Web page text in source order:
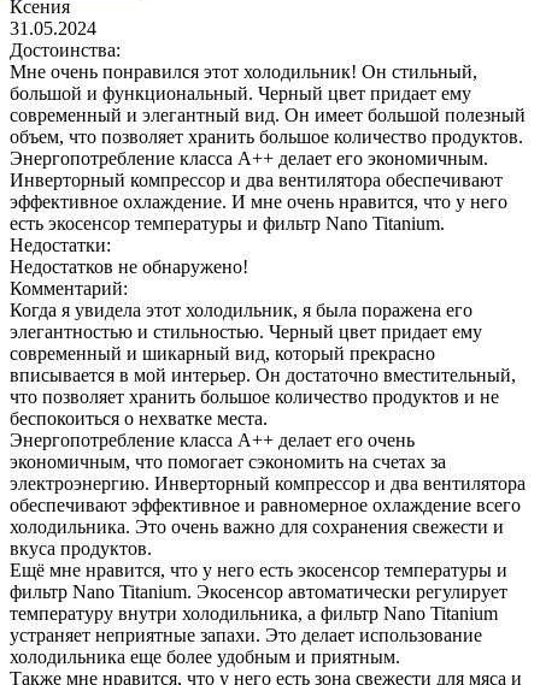
Ксения
31.05.2024
Достоинства:
Мне очень понравился этот холодильник! Он стильный,
большой и функциональный. Черный цвет придает ему
современный и элегантный вид. Он имеет большой полезный
объем, что позволяет хранить большое количество продуктов.
Энергопотребление класса A++ делает его экономичным.
Инверторный компрессор и два вентилятора обеспечивают
эффективное охлаждение. И мне очень нравится, что у него
есть экосенсор температуры и фильтр Nano Titanium.
Недостатки:
Недостатков не обнаружено!
Комментарий:
Когда я увидела этот холодильник, я была поражена его
элегантностью и стильностью. Черный цвет придает ему
современный и шикарный вид, который прекрасно
вписывается в мой интерьер. Он достаточно вместительный,
что позволяет хранить большое количество продуктов и не
беспокоиться о нехватке места.
Энергопотребление класса A++ делает его очень
экономичным, что помогает сэкономить на счетах за
электроэнергию. Инверторный компрессор и два вентилятора
обеспечивают эффективное и равномерное охлаждение всего
холодильника. Это очень важно для сохранения свежести и
вкуса продуктов.
Ещё мне нравится, что у него есть экосенсор температуры и
фильтр Nano Titanium. Экосенсор автоматически регулирует
температуру внутри холодильника, а фильтр Nano Titanium
устраняет неприятные запахи. Это делает использование
холодильника еще более удобным и приятным.
Также мне нравится, что у него есть зона свежести для мяса и